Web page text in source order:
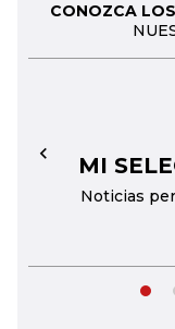
CONOZCA
MI
Noticias
←